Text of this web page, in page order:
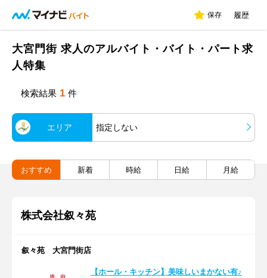
保存 履歴
大宮門街 求人のアルバイト・バイト・パート求
人特集
検索結果 1 件
エリア 指定しない
おすすめ 新着 時給 日給 月給
株式会社叙々苑
叙々苑 大宮門街店
【ホール・キッチン】美味しいまかない有♪